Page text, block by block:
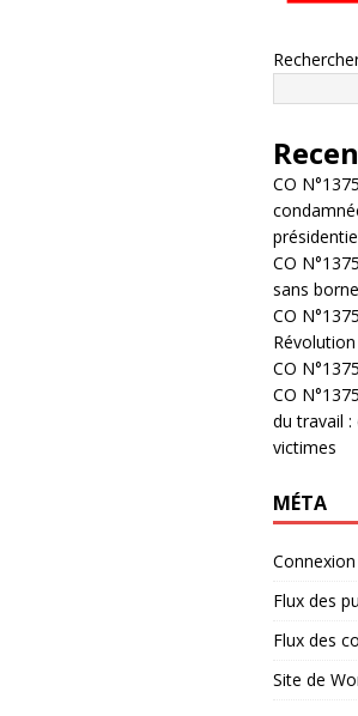
CO
CO
sans
CO
CO
CO
du travail :
victimes
MÉTA
Connexion
Flux des
Flux des
Site de